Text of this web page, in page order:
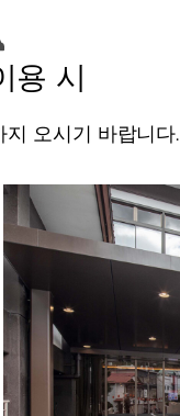
용 시
오시기 바랍니다.